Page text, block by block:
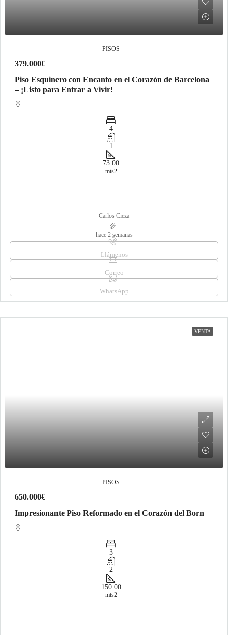
PISOS
379.000€
Piso Esquinero con Encanto en el Corazón de Barcelona
– ¡Listo para Entrar a Vivir!
4
1
73.00
mts2
Carlos Cieza
hace 2 semanas
Llámenos
Correo
WhatsApp
VENTA
PISOS
650.000€
Impresionante Piso Reformado en el Corazón del Born
3
2
150.00
mts2